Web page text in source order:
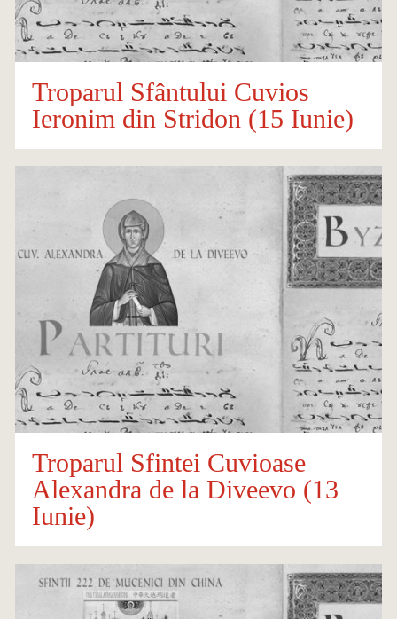
Troparul Sfântului Cuvios
Ieronim din Stridon (15 Iunie)
Troparul Sfintei Cuvioase
Alexandra de la Diveevo (13
Iunie)